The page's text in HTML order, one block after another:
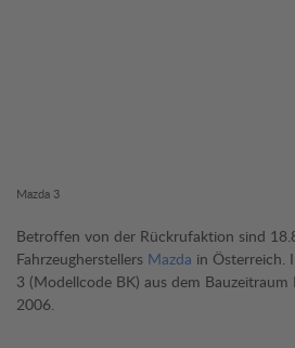
Mazda 3
Betroffen von der Rückrufaktion sind
Fahrzeugherstellers Mazda in Österreich.
3 (Modellcode BK) aus dem
2006.